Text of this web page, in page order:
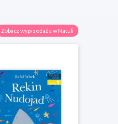
Zobacz wyprzedaże w Natuli